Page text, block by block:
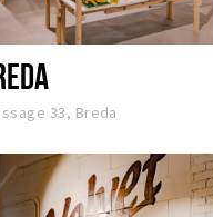
33, Breda